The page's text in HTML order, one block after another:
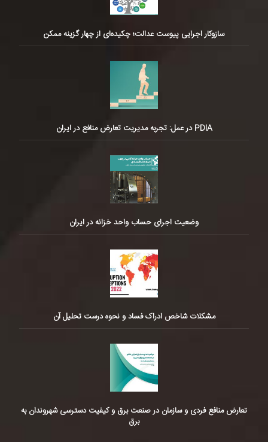
سازوکار اجرایی پیوست عدالت؛ چکیده‌ای از چهار گزینه ممکن
PDIA در عمل: تجربه مدیریت تعارض منافع در ایران
وضعیت اجرای حساب واحد خزانه در ایران
مشکلات شاخص ادراک فساد و نحوه درست تحلیل آن
تعارض منافع فردی و سازمان در صنعت برق و کیفیت دسترسی شهروندان به
برق